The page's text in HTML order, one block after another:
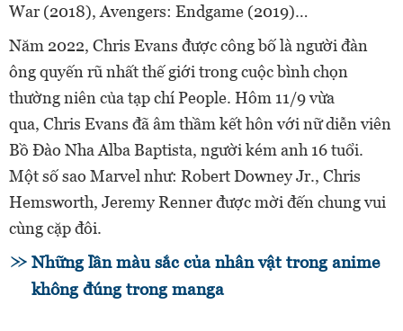
War (2018), Avengers: Endgame (2019)…
Năm 2022, Chris Evans được công bố là người đàn
ông quyến rũ nhất thế giới trong cuộc bình chọn
thường niên của tạp chí People. Hôm 11/9 vừa
qua, Chris Evans đã âm thầm kết hôn với nữ diễn viên
Bồ Đào Nha Alba Baptista, người kém anh 16 tuổi.
Một số sao Marvel như: Robert Downey Jr., Chris
Hemsworth, Jeremy Renner được mời đến chung vui
cùng cặp đôi.
Những lần màu sắc của nhân vật trong anime
không đúng trong manga